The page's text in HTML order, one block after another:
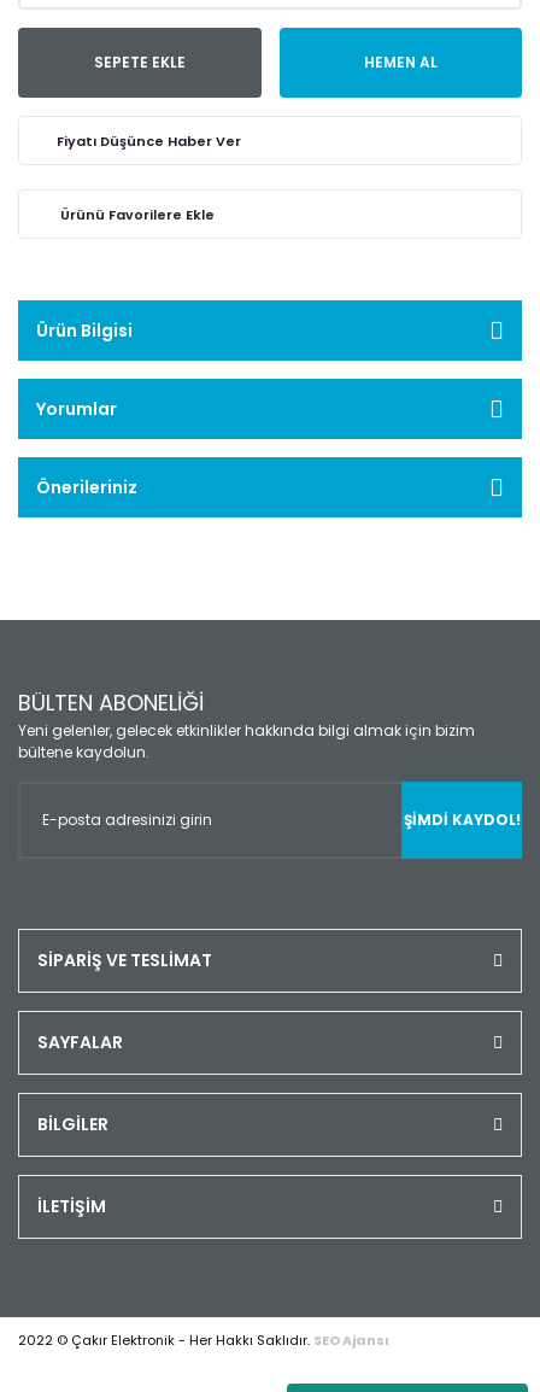
SEPETE EKLE HEMEN AL
Fiyatı Düşünce Haber Ver
Ürün Bilgisi
Yorumlar
Önerileriniz
BÜLTEN ABONELİĞİ
Yeni gelenler, gelecek etkinlikler hakkında bilgi almak için bizim
bültene kaydolun.
ŞİMDİ KAYDOL!
SİPARİŞ VE TESLİMAT
SAYFALAR
BİLGİLER
İLETİŞİM
2022 © Çakır Elektronik - Her Hakkı Saklıdır. SEO Ajansı